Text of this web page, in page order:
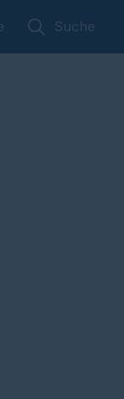
Suche